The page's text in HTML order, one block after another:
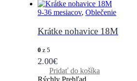
9-36 mesiacov, Oblečenie
Krátke nohavice 18M
0 z 5
2.00€
Pridať do košíka
Rýchly Prehľad